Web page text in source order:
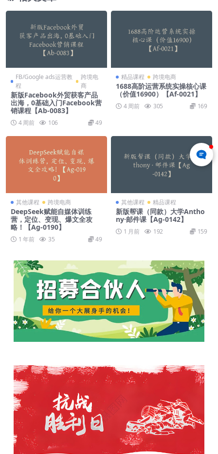
FB/Google ads运营教
程
跨境电
商
新版Facebook外贸获客产品
出海，0基础入门Facebook营
销课程【Ab-0083】
4 周前 106 49
精品课程 跨境电商
1688高阶运营系统实操核心课
（价值16900）【Af-0021】
4 周前 305 169
其他课程 跨境电商
DeepSeek赋能自媒体训练
营，定位、变现、爆文全攻
略！【Ag-0190】
1 年前 35 49
其他课程 精品课程
新版帮课（同款）大学Antho
ny·邮件课【Ag-0142】
1 月前 192 159